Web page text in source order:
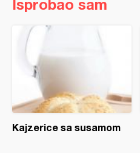
Isprobao sam
Kajzerice sa susamom